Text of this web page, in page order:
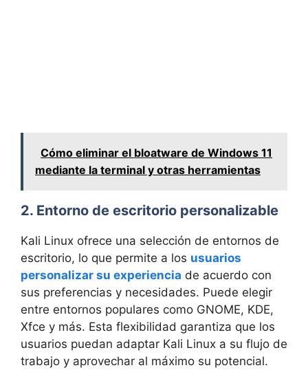
Cómo eliminar el bloatware de Windows 11
mediante la terminal y otras herramientas
2. Entorno de escritorio personalizable
Kali Linux ofrece una selección de entornos de
escritorio, lo que permite a los usuarios
personalizar su experiencia de acuerdo con
sus preferencias y necesidades. Puede elegir
entre entornos populares como GNOME, KDE,
Xfce y más. Esta flexibilidad garantiza que los
usuarios puedan adaptar Kali Linux a su flujo de
trabajo y aprovechar al máximo su potencial.